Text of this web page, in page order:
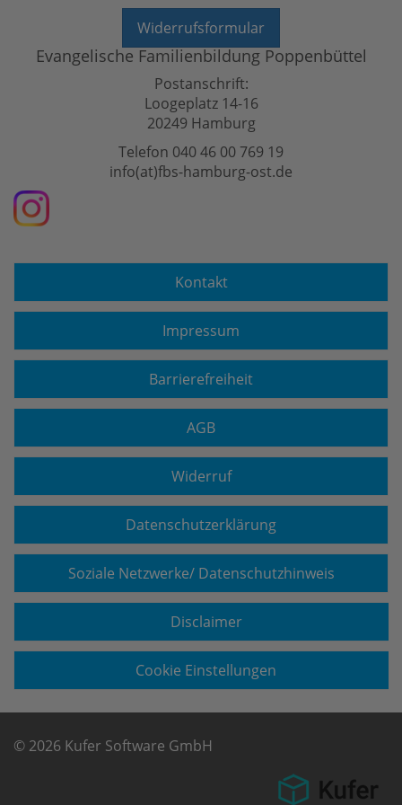
Widerrufsformular
Evangelische Familienbildung Poppenbüttel
Postanschrift:
Loogeplatz 14-16
20249 Hamburg
Telefon 040 46 00 769 19
info(at)fbs-hamburg-ost.de
Kontakt
Impressum
Barrierefreiheit
AGB
Widerruf
Datenschutzerklärung
Soziale Netzwerke/ Datenschutzhinweis
Disclaimer
Cookie Einstellungen
© 2026 Kufer Software GmbH